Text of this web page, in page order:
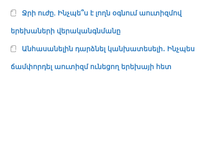
Ջրի ուժը. Ինչպե՞ս է լողն օգնում աուտիզմով
երեխաների վերականգնմանը
Անհասանելին դարձնել կանխատեսելի․ Ինչպես
ճամփորդել աուտիզմ ունեցող երեխայի հետ